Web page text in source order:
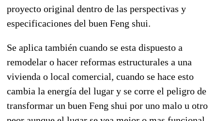
proyecto original dentro de las perspectivas y
especificaciones del buen Feng shui.
Se aplica también cuando se esta dispuesto a
remodelar o hacer reformas estructurales a una
vivienda o local comercial, cuando se hace esto
cambia la energía del lugar y se corre el peligro de
transformar un buen Feng shui por uno malo u otro